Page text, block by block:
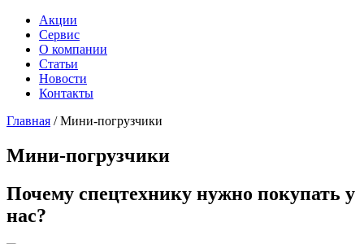
Акции
Сервис
О компании
Статьи
Новости
Контакты
Главная /Мини-погрузчики
Мини-погрузчики
Почему спецтехнику нужно покупать у
нас?